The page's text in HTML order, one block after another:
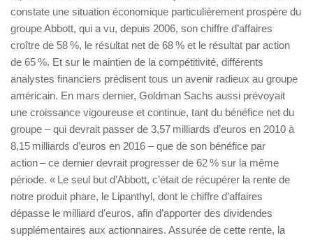
constate une situation économique particulièrement prospère du
groupe Abbott, qui a vu, depuis 2006, son chiffre d’affaires
croître de 58 %, le résultat net de 68 % et le résultat par action
de 65 %. Et sur le maintien de la compétitivité, différents
analystes financiers prédisent tous un avenir radieux au groupe
américain. En mars dernier, Goldman Sachs aussi prévoyait
une croissance vigoureuse et continue, tant du bénéfice net du
groupe – qui devrait passer de 3,57 milliards d’euros en 2010 à
8,15 milliards d’euros en 2016 – que de son bénéfice par
action – ce dernier devrait progresser de 62 % sur la même
période. « Le seul but d’Abbott, c’était de récupérer la rente de
notre produit phare, le Lipanthyl, dont le chiffre d’affaires
dépasse le milliard d’euros, afin d’apporter des dividendes
supplémentaires aux actionnaires. Assurée de cette rente, la